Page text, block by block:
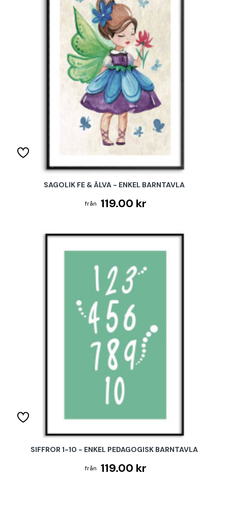
SAGOLIK FE & ÄLVA - ENKEL BARNTAVLA
119.00 kr
SIFFROR 1-10 - ENKEL PEDAGOGISK BARNTAVLA
119.00 kr